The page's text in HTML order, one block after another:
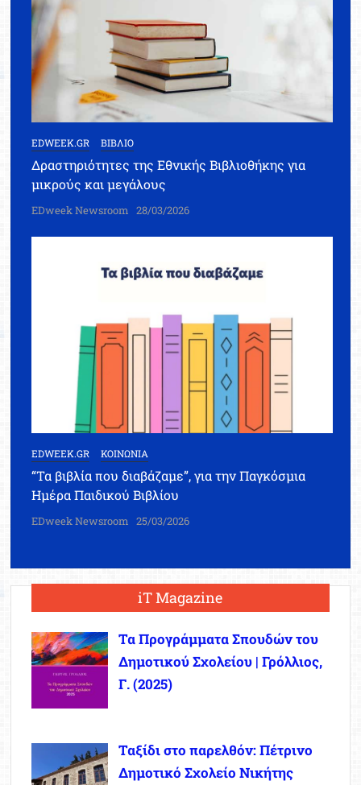
EDWEEK.GR ΒΙΒΛΙΟ
Δραστηριότητες της Εθνικής Βιβλιοθήκης για
μικρούς και μεγάλους
EDweek Newsroom 28/03/2026
EDWEEK.GR ΚΟΙΝΩΝΙΑ
“Τα βιβλία που διαβάζαμε”, για την Παγκόσμια
Ημέρα Παιδικού Βιβλίου
EDweek Newsroom 25/03/2026
iT Magazine
Τα Προγράμματα Σπουδών του
Δημοτικού Σχολείου | Γρόλλιος,
Γ. (2025)
Ταξίδι στο παρελθόν: Πέτρινο
Δημοτικό Σχολείο Νικήτης